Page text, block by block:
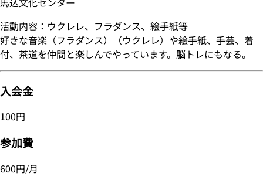
活動内容：ウクレレ、フラダンス、絵手紙等
好きな音楽（フラダンス）（ウクレレ）や絵手紙、手芸、着
付、茶道を仲間と楽しんでやっています。脳トレにもなる。
入会金
100円
参加費
600円/月